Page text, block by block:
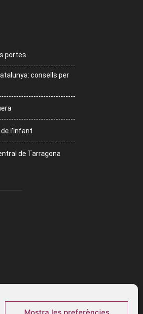
Mostra les preferències
portes
consells per
l’Infant
de Tarragona